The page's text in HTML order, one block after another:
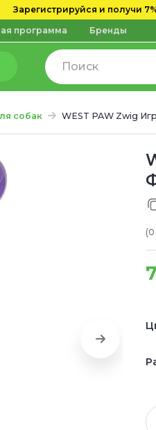
Зарегистрируйся и получи
программа Бренды
собак WEST PAW Zwig
(0